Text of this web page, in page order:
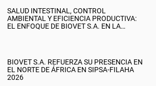
SALUD INTESTINAL, CONTROL
AMBIENTAL Y EFICIENCIA PRODUCTIVA:
EL ENFOQUE DE BIOVET S.A. EN LA
BIOVET S.A. REFUERZA SU PRESENCIA EN
EL NORTE DE ÁFRICA EN SIPSA-FILAHA
2026